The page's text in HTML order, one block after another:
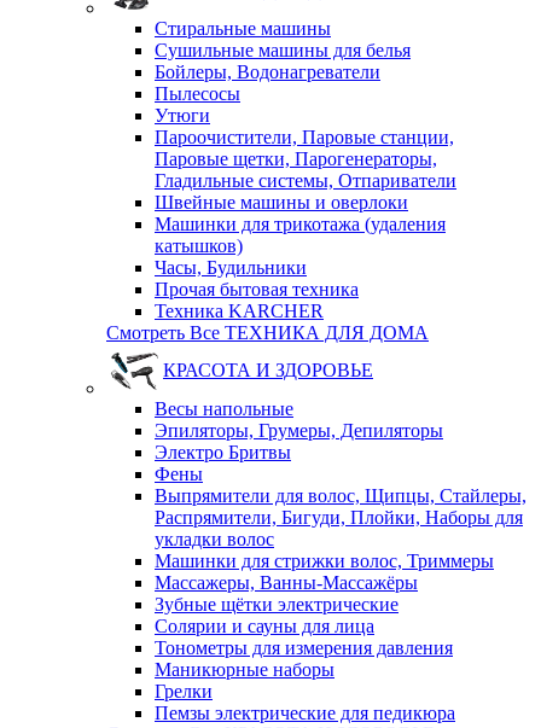
Стиральные машины
Сушильные машины для белья
Бойлеры, Водонагреватели
Пылесосы
Утюги
Пароочистители, Паровые станции,
Паровые щетки, Парогенераторы,
Гладильные системы, Отпариватели
Швейные машины и оверлоки
Машинки для трикотажа (удаления
катышков)
Часы, Будильники
Прочая бытовая техника
Техника KARCHER
Смотреть Все ТЕХНИКА ДЛЯ ДОМА
КРАСОТА И ЗДОРОВЬЕ
Весы напольные
Эпиляторы, Грумеры, Депиляторы
Электро Бритвы
Фены
Выпрямители для волос, Щипцы, Стайлеры,
Распрямители, Бигуди, Плойки, Наборы для
укладки волос
Машинки для стрижки волос, Триммеры
Массажеры, Ванны-Массажёры
Зубные щётки электрические
Солярии и сауны для лица
Тонометры для измерения давления
Маникюрные наборы
Грелки
Пемзы электрические для педикюра